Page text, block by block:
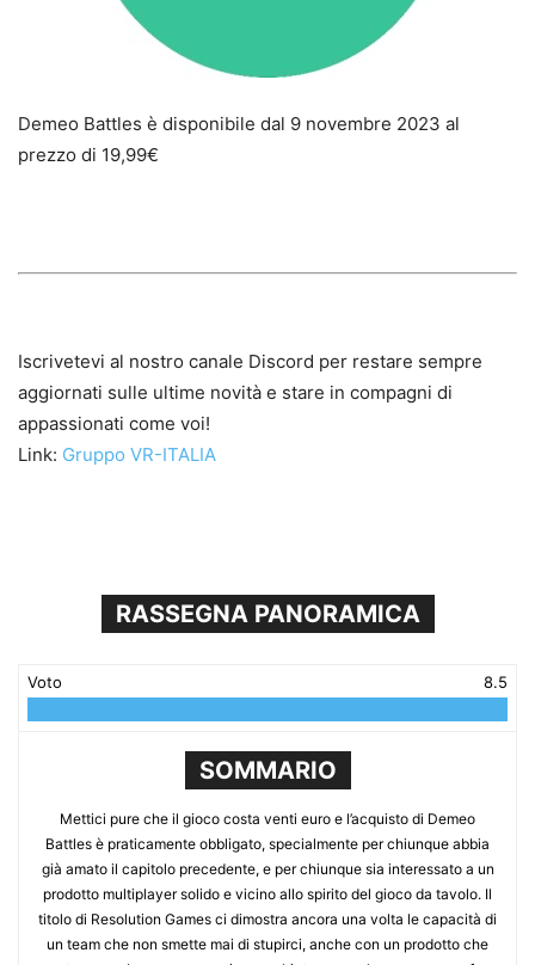
Demeo Battles è disponibile dal 9 novembre 2023 al
prezzo di 19,99€
Iscrivetevi al nostro canale Discord per restare sempre
aggiornati sulle ultime novità e stare in compagni di
appassionati come voi!
Link: Gruppo VR-ITALIA
RASSEGNA PANORAMICA
Voto 8.5
SOMMARIO
Mettici pure che il gioco costa venti euro e l’acquisto di Demeo
Battles è praticamente obbligato, specialmente per chiunque abbia
già amato il capitolo precedente, e per chiunque sia interessato a un
prodotto multiplayer solido e vicino allo spirito del gioco da tavolo. Il
titolo di Resolution Games ci dimostra ancora una volta le capacità di
un team che non smette mai di stupirci, anche con un prodotto che